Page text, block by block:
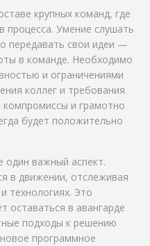
крупных команд, где
процесса. Умение слушать
передавать свои идеи —
в команде. Необходимо
и ограничениями
коллег и требования
компромиссы и грамотно
будет положительно
важный аспект.
в движении, отслеживая
технологиях. Это
оставаться в авангарде
подходы к решению
программное